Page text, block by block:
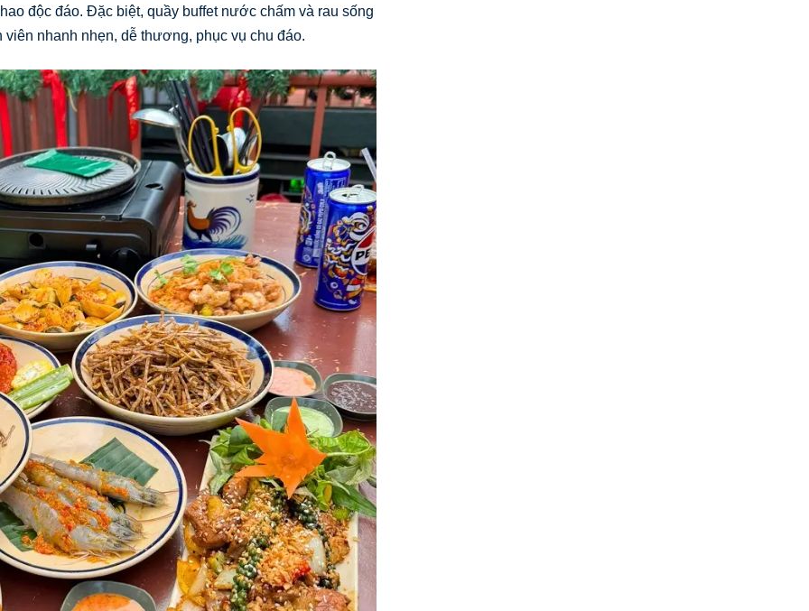
độc đáo. Đặc biệt, quầy buffet nước chấm và rau sống
nhanh nhẹn, dễ thương, phục vụ chu đáo.